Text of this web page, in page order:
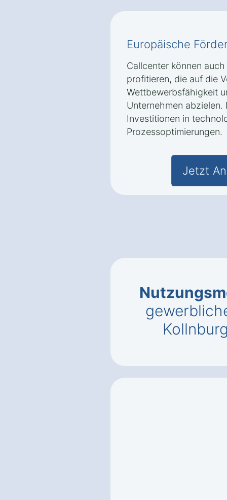
Europäische
Callcenter können
profitieren, die auf die
Wettbewerbsfähigkeit
Unternehmen
Investitionen in
Prozessoptimierungen.
Jetzt